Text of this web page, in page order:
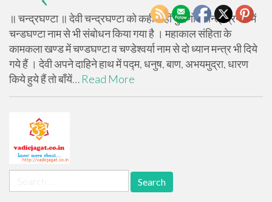
॥ चन्द्रघण्टा ॥ देवी चन्द्रघण्टा को कहीं कहीं पुराणों व तन्त्रग्रन्थो में
चन्डघण्टा नाम से भी संबोधन किया गया है । महाकाल संहिता के
कामकला खण्ड में चण्डघण्टा व चण्डेश्वर्या नाम से दो ध्यान मन्त्र भी दिये
गये हैं । देवी अपने दाहिने हाथ में पद्म, धनुष, बाण, अभयमुद्रा, धारण
किये हुये हैं तो बाँयें… Read More
for: